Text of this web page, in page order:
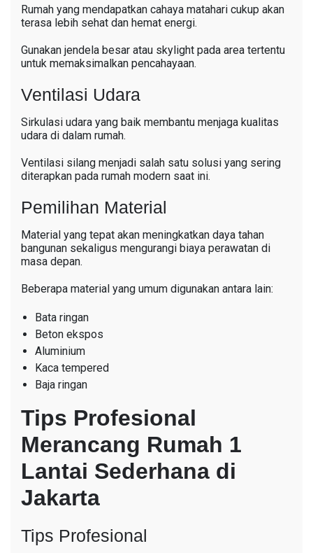
Rumah yang mendapatkan cahaya matahari cukup akan
terasa lebih sehat dan hemat energi.
Gunakan jendela besar atau skylight pada area tertentu
untuk memaksimalkan pencahayaan.
Ventilasi Udara
Sirkulasi udara yang baik membantu menjaga kualitas
udara di dalam rumah.
Ventilasi silang menjadi salah satu solusi yang sering
diterapkan pada rumah modern saat ini.
Pemilihan Material
Material yang tepat akan meningkatkan daya tahan
bangunan sekaligus mengurangi biaya perawatan di
masa depan.
Beberapa material yang umum digunakan antara lain:
Bata ringan
Beton ekspos
Aluminium
Kaca tempered
Baja ringan
Tips Profesional
Merancang Rumah 1
Lantai Sederhana di
Jakarta
Tips Profesional